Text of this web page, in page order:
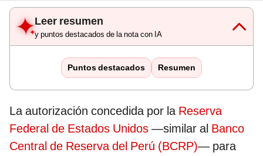
Leer resumen
y puntos destacados de la nota con IA
Puntos destacados Resumen
La autorización concedida por la Reserva
Federal de Estados Unidos —similar al Banco
Central de Reserva del Perú (BCRP)— para